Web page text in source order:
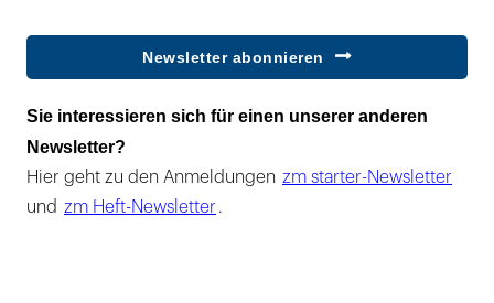
Newsletter abonnieren
Sie interessieren sich für einen unserer anderen
Newsletter?
Hier geht zu den Anmeldungen zm starter-Newsletter
und zm Heft-Newsletter .